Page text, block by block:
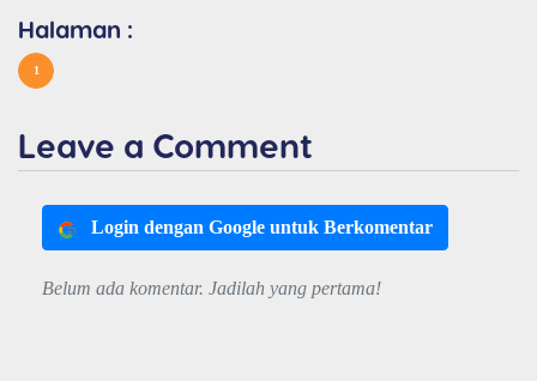
Halaman :
1
Leave a Comment
Login dengan Google untuk Berkomentar
Belum ada komentar. Jadilah yang pertama!